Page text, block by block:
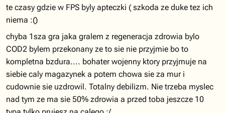
te czasy gdzie w FPS byly apteczki ( szkoda ze duke tez ich
niema :()
chyba 1sza gra jaka gralem z regeneracja zdrowia bylo
COD2 bylem przekonany ze to sie nie przyjmie bo to
kompletna bzdura.... bohater wojenny ktory przyjmuje na
siebie caly magazynek a potem chowa sie za mur i
cudownie sie uzdrowil. Totalny debilizm. Nie trzeba myslec
nad tym ze ma sie 50% zdrowia a przed toba jeszcze 10